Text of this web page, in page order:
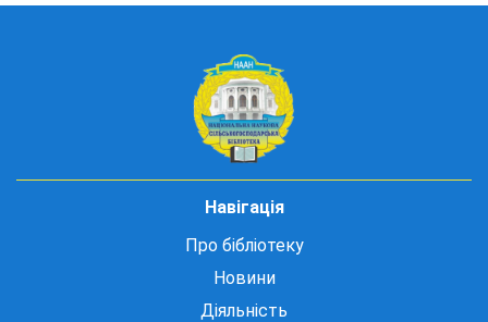
Навігація
Про бібліотеку
Новини
Діяльність